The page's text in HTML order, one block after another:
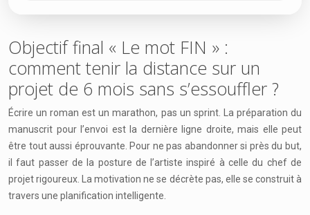
Objectif final « Le mot FIN » :
comment tenir la distance sur un
projet de 6 mois sans s’essouffler ?
Écrire un roman est un marathon, pas un sprint. La préparation du
manuscrit pour l’envoi est la dernière ligne droite, mais elle peut
être tout aussi éprouvante. Pour ne pas abandonner si près du but,
il faut passer de la posture de l’artiste inspiré à celle du chef de
projet rigoureux. La motivation ne se décrète pas, elle se construit à
travers une planification intelligente.